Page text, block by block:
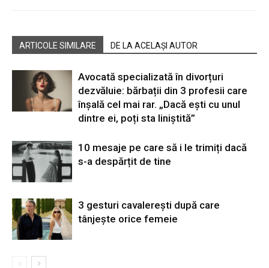
ARTICOLE SIMILARE DE LA ACELAȘI AUTOR
Avocată specializată în divorțuri
dezvăluie: bărbații din 3 profesii care
înșală cel mai rar. „Dacă ești cu unul
dintre ei, poți sta liniștită”
10 mesaje pe care să i le trimiți dacă
s-a despărțit de tine
3 gesturi cavalerești după care
tânjește orice femeie